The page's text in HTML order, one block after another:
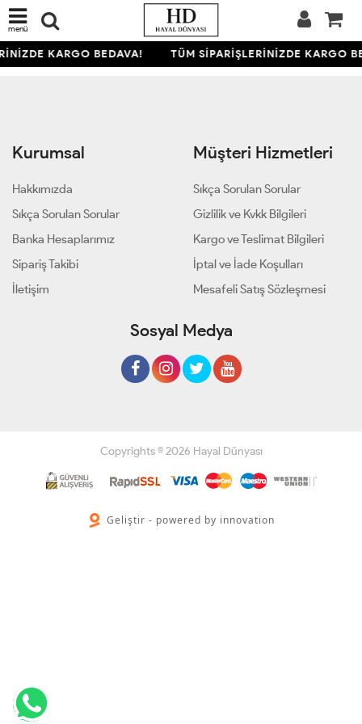
menü
KARGO BEDAVA! TÜM SİPARİŞLERİNİZDE KARGO
Kurumsal
Hakkımızda
Sıkça Sorulan Sorular
Banka Hesaplarımız
Sipariş Takibi
İletişim
Müşteri Hizmetleri
Sıkça Sorulan Sorular
Gizlilik ve Kvkk Bilgileri
Kargo ve Teslimat Bilgileri
İptal ve İade Koşulları
Mesafeli Satış Sözleşmesi
Sosyal Medya
Copyrights © 2026 Hayal Dünyası
Geliştir - powered by innovation